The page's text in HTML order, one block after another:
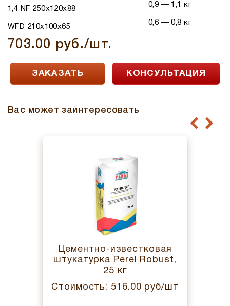
1,4 NF 250x120x88
0,9 — 1,1 кг
WFD 210x100x65
0,6 — 0,8 кг
703.00 руб./шт.
ЗАКАЗАТЬ КОНСУЛЬТАЦИЯ
Вас может заинтересовать
Цементно-известковая
штукатурка Perel Robust,
25 кг
Стоимость: 516.00 руб/шт